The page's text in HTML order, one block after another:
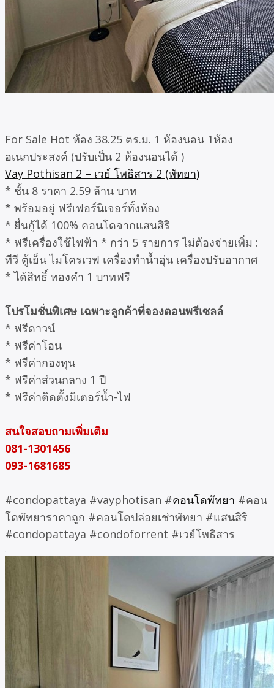
For Sale Hot ห้อง 38.25 ตร.ม. 1 ห้องนอน 1ห้อง
อเนกประสงค์ (ปรับเป็น 2 ห้องนอนได้ )
Vay Pothisan 2 – เวย์ โพธิสาร 2 (พัทยา)
* ชั้น 8 ราคา 2.59 ล้าน บาท
* พร้อมอยู่ ฟรีเฟอร์นิเจอร์ทั้งห้อง
* ยื่นกู้ได้ 100% คอนโดจากแสนสิริ
* ฟรีเครื่องใช้ไฟฟ้า * กว่า 5 รายการ ไม่ต้องจ่ายเพิ่ม :
ทีวี ตู้เย็น ไมโครเวฟ เครื่องทำน้ำอุ่น เครื่องปรับอากาศ
* ได้สิทธิ์ ทองคำ 1 บาทฟรี
โปรโมชั่นพิเศษ เฉพาะลูกค้าที่จองตอนพรีเซลล์
* ฟรีดาวน์
* ฟรีค่าโอน
* ฟรีค่ากองทุน
* ฟรีค่าส่วนกลาง 1 ปี
* ฟรีค่าติดตั้งมิเตอร์น้ำ-ไฟ
สนใจสอบถามเพิ่มเติม
081-1301456
093-1681685
#condopattaya #vayphotisan #คอนโดพัทยา #คอน
โดพัทยาราคาถูก #คอนโดปล่อยเช่าพัทยา #แสนสิริ
#condopattaya #condoforrent #เวย์โพธิสาร
.